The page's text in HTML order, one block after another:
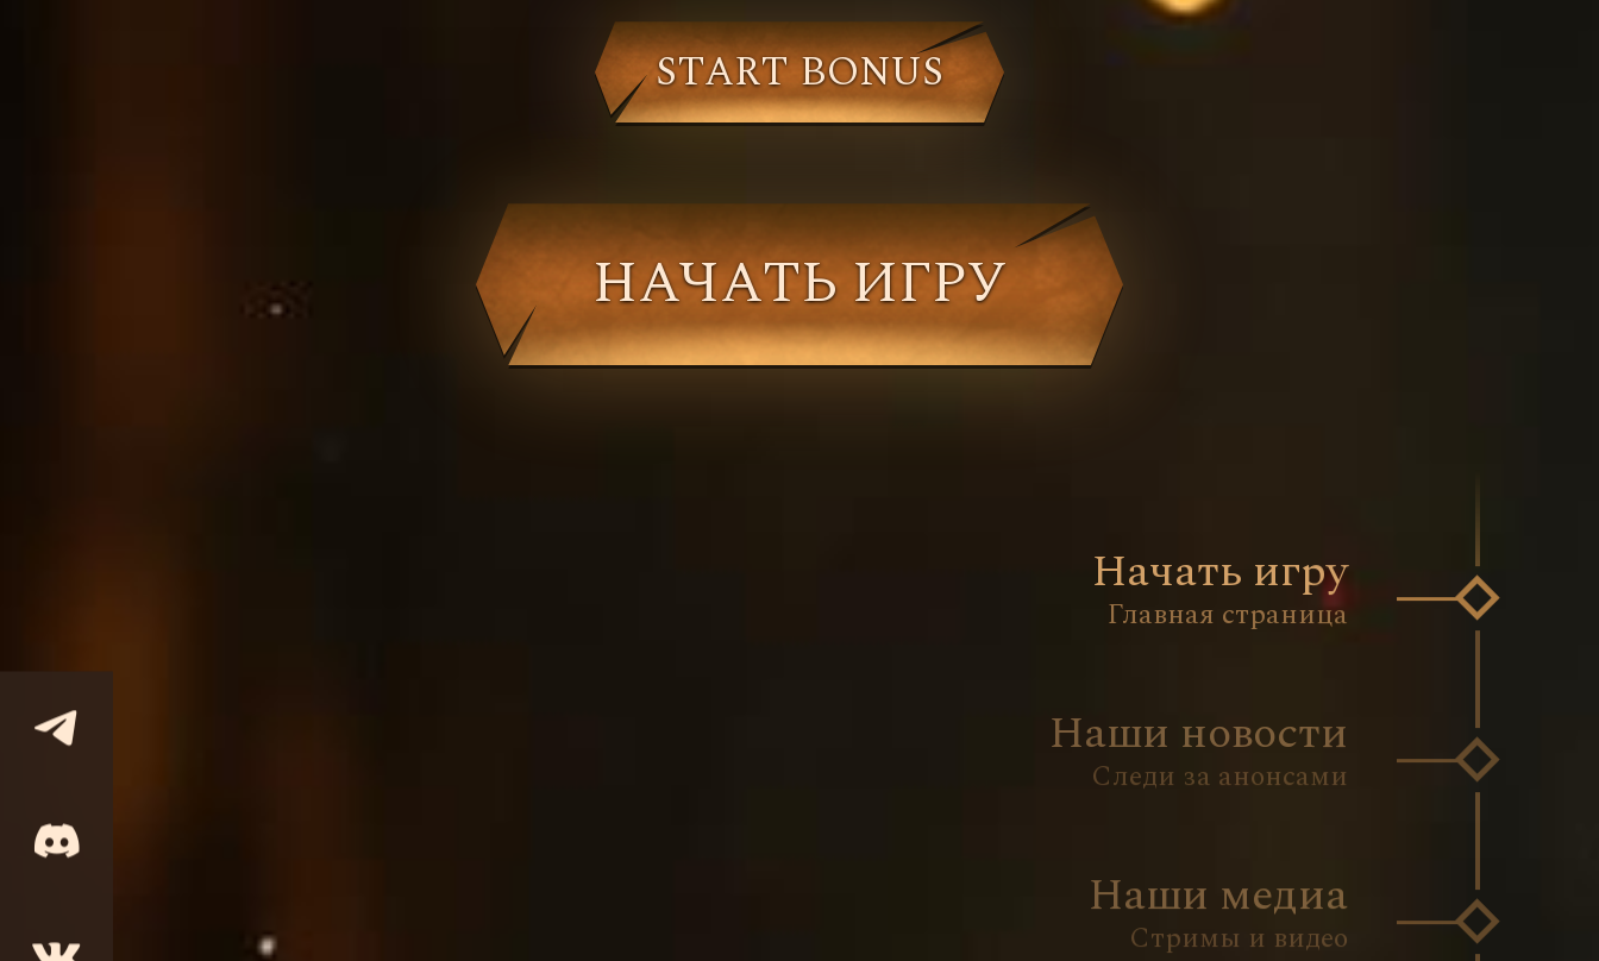
Начать игру
Главная страница
Наши новости
Следи за анонсами
Наши медиа
Стримы и видео
START BONUS
НАЧАТЬ ИГРУ